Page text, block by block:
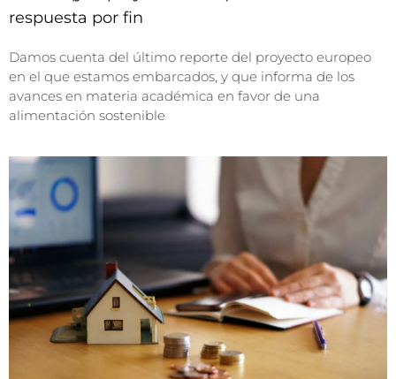
respuesta por fin
Damos cuenta del último reporte del proyecto europeo
en el que estamos embarcados, y que informa de los
avances en materia académica en favor de una
alimentación sostenible